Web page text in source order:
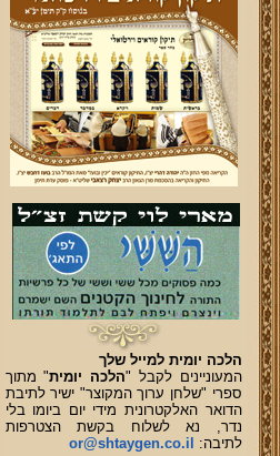
הלכה יומית למייל שלך
המעוניינים לקבל "הלכה יומית" מתוך
ספרי "שלחן ערוך המקוצר" ישיר לתיבת
הדואר האלקטרונית מידי יום ביומו בלי
נדר, נא לשלוח בקשת הצטרפות
לתיבה:
or@shtaygen.co.il